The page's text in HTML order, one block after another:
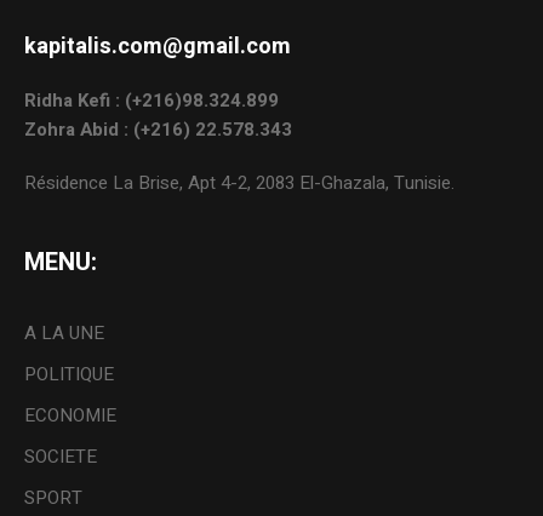
kapitalis.com@gmail.com
Ridha Kefi : (+216)98.324.899
Zohra Abid : (+216) 22.578.343
Résidence La Brise, Apt 4-2, 2083 El-Ghazala, Tunisie.
MENU:
A LA UNE
POLITIQUE
ECONOMIE
SOCIETE
SPORT